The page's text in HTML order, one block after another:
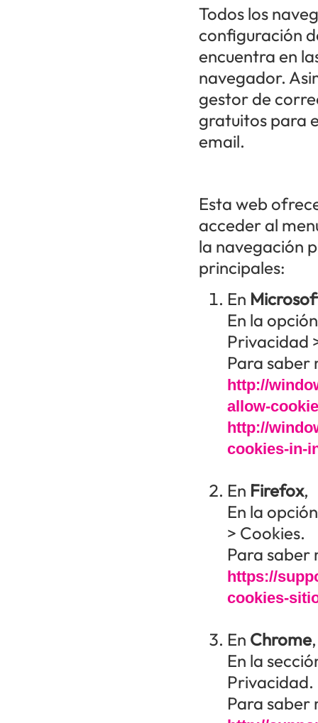
Todos los
configuración
encuentra en
navegador.
gestor de
gratuitos para
email.
Esta web
acceder al
la navegación
principales:
En
En la
Privacidad
Para saber
http://
allow-
http://
cookies-in-
En Firefox,
En la
> Cookies.
Para saber
https://
cookies-
En Chrome,
En la
Privacidad.
Para saber